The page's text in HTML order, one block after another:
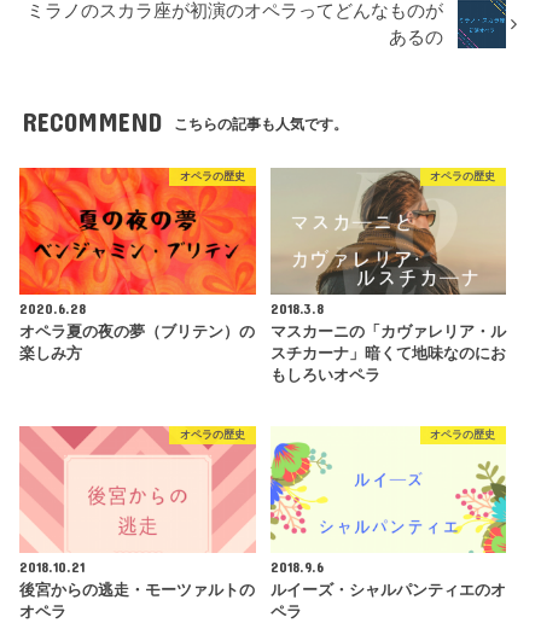
ミラノのスカラ座が初演のオペラってどんなものが
あるの
RECOMMEND こちらの記事も人気です。
オペラの歴史
2020.6.28
オペラ夏の夜の夢（ブリテン）の
楽しみ方
オペラの歴史
2018.3.8
マスカーニの「カヴァレリア・ル
スチカーナ」暗くて地味なのにお
もしろいオペラ
オペラの歴史
2018.10.21
後宮からの逃走・モーツァルトの
オペラ
オペラの歴史
2018.9.6
ルイーズ・シャルパンティエのオ
ペラ